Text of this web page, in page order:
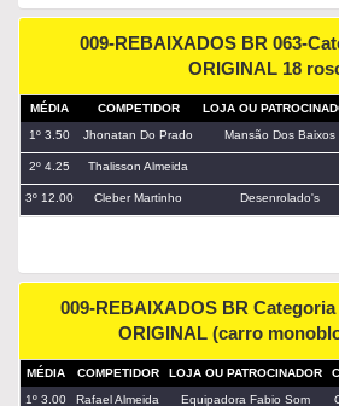
009-REBAIXADOS BR 063-
ORIGINAL 18
MÉDIA COMPETIDOR LOJA OU
1º 3.50
Jhonatan Do Prado Mansão Dos Baixos
2º 4.25 Thalisson Almeida
3º 12.00 Cleber Martinho Desenrolado's
009-REBAIXADOS BR
ORIGINAL (carro
MÉDIA COMPETIDOR LOJA OU PATROCINADOR
1º 3.00
Rafael Almeida Equipadora Fabio Som